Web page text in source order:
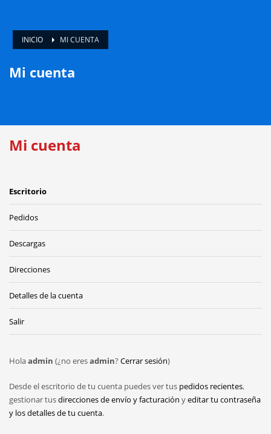
INICIO MI CUENTA
Mi cuenta
Mi cuenta
Escritorio
Pedidos
Descargas
Direcciones
Detalles de la cuenta
Salir
Holaadmin (¿no eresadmin? Cerrar sesión)
Desde el escritorio de tu cuenta puedes ver tus pedidos recientes,
gestionar tusdirecciones de envío y facturación yeditar tu contraseña
y los detalles de tu cuenta.